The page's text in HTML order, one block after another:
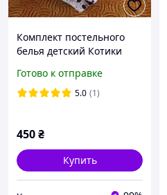
Комплект постельного
белья детский Котики
Готово к отправке
5.0 (1)
450₴
Купить